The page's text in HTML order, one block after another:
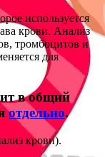
используется
крови. Анализ
тромбоцитов и
для
в общий
отдельно.
крови).